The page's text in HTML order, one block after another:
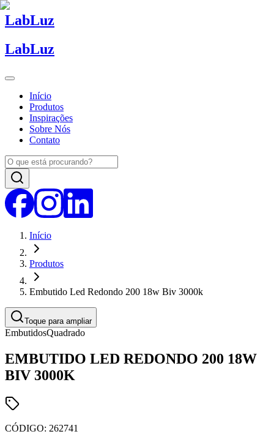
LabLuz
LabLuz
Início
Produtos
Inspirações
Sobre Nós
Contato
Início
Produtos
Embutido Led Redondo 200 18w Biv 3000k
Toque para ampliar
EmbutidosQuadrado
EMBUTIDO LED REDONDO 200 18W
BIV 3000K
CÓDIGO: 262741